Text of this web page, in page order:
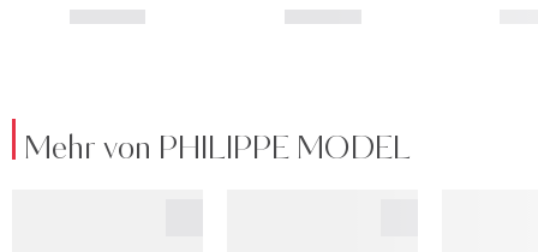
Mehr von PHILIPPE MODEL